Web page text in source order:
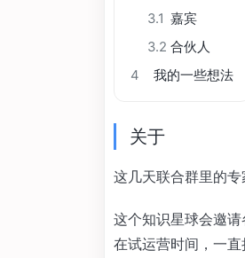
3.1 嘉宾
3.2 合伙人
4
我的一些想法
关于
这几天联合群里的专
这个知识星球会邀
在试运营时间，一